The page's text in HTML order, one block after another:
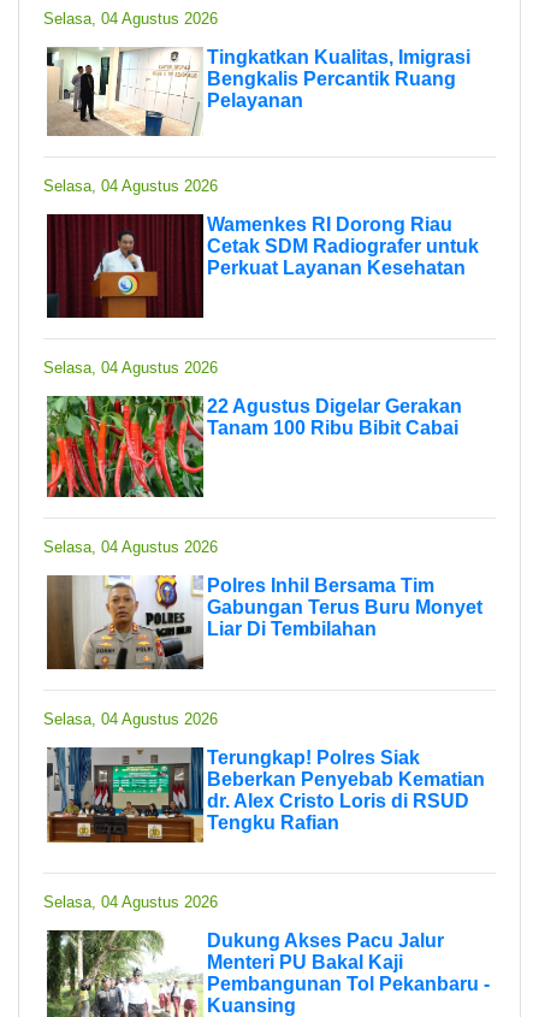
Selasa, 04 Agustus 2026
Tingkatkan Kualitas, Imigrasi
Bengkalis Percantik Ruang
Pelayanan
Selasa, 04 Agustus 2026
Wamenkes RI Dorong Riau
Cetak SDM Radiografer untuk
Perkuat Layanan Kesehatan
Selasa, 04 Agustus 2026
22 Agustus Digelar Gerakan
Tanam 100 Ribu Bibit Cabai
Selasa, 04 Agustus 2026
Polres Inhil Bersama Tim
Gabungan Terus Buru Monyet
Liar Di Tembilahan
Selasa, 04 Agustus 2026
Terungkap! Polres Siak
Beberkan Penyebab Kematian
dr. Alex Cristo Loris di RSUD
Tengku Rafian
Selasa, 04 Agustus 2026
Dukung Akses Pacu Jalur
Menteri PU Bakal Kaji
Pembangunan Tol Pekanbaru -
Kuansing